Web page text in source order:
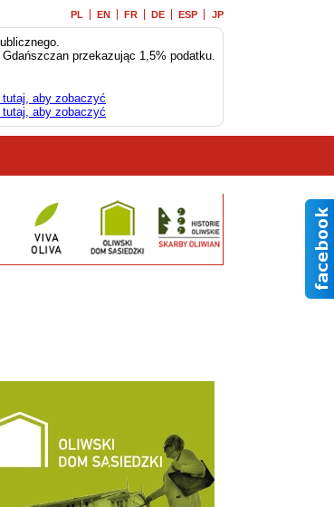
PL EN FR DE ESP JP
przekazując 1,5% podatku.
tutaj, aby zobaczyć
tutaj, aby zobaczyć